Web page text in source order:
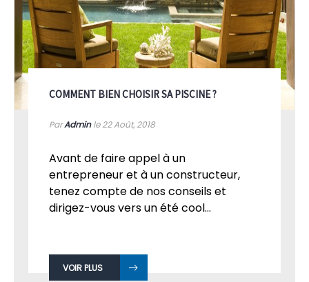
COMMENT BIEN CHOISIR SA PISCINE ?
ParAdminle 22Août, 2018
Avant de faire appel à un
entrepreneur et à un constructeur,
tenez compte de nos conseils et
dirigez-vous vers un été cool...
VOIR PLUS